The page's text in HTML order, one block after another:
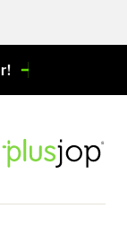
Beställning före